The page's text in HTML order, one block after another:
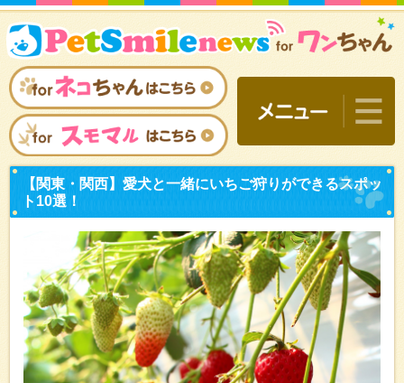
【関東・関西】愛犬と一緒